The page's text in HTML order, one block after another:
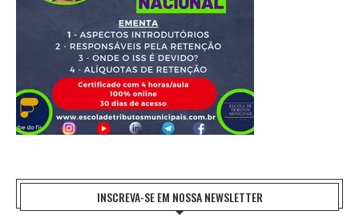
INSCREVA-SE EM NOSSA NEWSLETTER